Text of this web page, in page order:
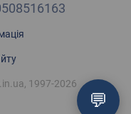
1997-2026
💬